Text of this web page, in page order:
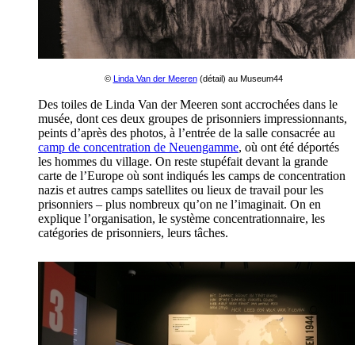
© Linda Van der Meeren(détail) au Museum44
Des toiles de Linda Van der Meeren sont accrochées dans le
musée, dont ces deux groupes de prisonniers impressionnants,
peints d’après des photos, à l’entrée de la salle consacrée au
camp de concentration de Neuengamme, où ont été déportés
les hommes du village. On reste stupéfait devant la grande
carte de l’Europe où sont indiqués les camps de concentration
nazis et autres camps satellites ou lieux de travail pour les
prisonniers – plus nombreux qu’on ne l’imaginait. On en
explique l’organisation, le système concentrationnaire, les
catégories de prisonniers, leurs tâches.